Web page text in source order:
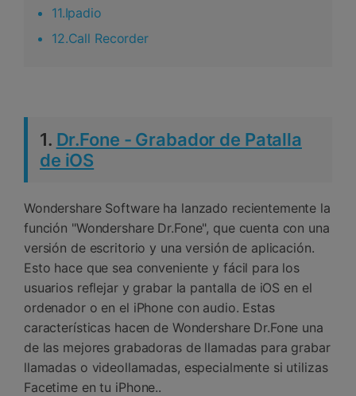
11.Ipadio
12.Call Recorder
1. Dr.Fone - Grabador de Patalla
de iOS
Wondershare Software ha lanzado recientemente la
función "Wondershare Dr.Fone", que cuenta con una
versión de escritorio y una versión de aplicación.
Esto hace que sea conveniente y fácil para los
usuarios reflejar y grabar la pantalla de iOS en el
ordenador o en el iPhone con audio. Estas
características hacen de Wondershare Dr.Fone una
de las mejores grabadoras de llamadas para grabar
llamadas o videollamadas, especialmente si utilizas
Facetime en tu iPhone..